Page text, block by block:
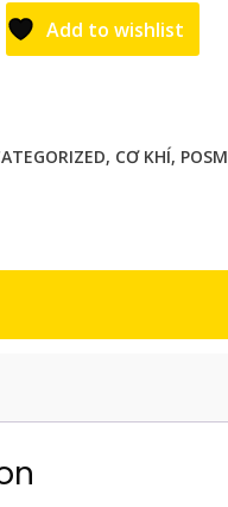
Add to wishlist
, CƠ KHÍ, POSM